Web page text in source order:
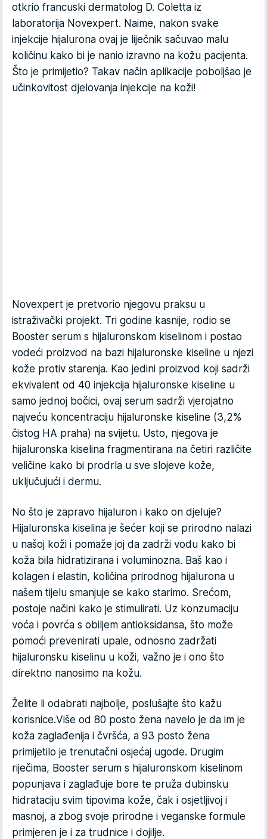
otkrio francuski dermatolog D. Coletta iz
laboratorija Novexpert. Naime, nakon svake
injekcije hijalurona ovaj je liječnik sačuvao malu
količinu kako bi je nanio izravno na kožu pacijenta.
Što je primijetio? Takav način aplikacije poboljšao je
učinkovitost djelovanja injekcije na koži!
Novexpert je pretvorio njegovu praksu u
istraživački projekt. Tri godine kasnije, rodio se
Booster serum s hijaluronskom kiselinom i postao
vodeći proizvod na bazi hijaluronske kiseline u njezi
kože protiv starenja. Kao jedini proizvod koji sadrži
ekvivalent od 40 injekcija hijaluronske kiseline u
samo jednoj bočici, ovaj serum sadrži vjerojatno
najveću koncentraciju hijaluronske kiseline (3,2%
čistog HA praha) na svijetu. Usto, njegova je
hijaluronska kiselina fragmentirana na četiri različite
veličine kako bi prodrla u sve slojeve kože,
uključujući i dermu.
No što je zapravo hijaluron i kako on djeluje?
Hijaluronska kiselina je šećer koji se prirodno nalazi
u našoj koži i pomaže joj da zadrži vodu kako bi
koža bila hidratizirana i voluminozna. Baš kao i
kolagen i elastin, količina prirodnog hijalurona u
našem tijelu smanjuje se kako starimo. Srećom,
postoje načini kako je stimulirati. Uz konzumaciju
voća i povrća s obiljem antioksidansa, što može
pomoći prevenirati upale, odnosno zadržati
hijaluronsku kiselinu u koži, važno je i ono što
direktno nanosimo na kožu.
Želite li odabrati najbolje, poslušajte što kažu
korisnice.Više od 80 posto žena navelo je da im je
koža zaglađenija i čvršća, a 93 posto žena
primijetilo je trenutačni osjećaj ugode. Drugim
riječima, Booster serum s hijaluronskom kiselinom
popunjava i zaglađuje bore te pruža dubinsku
hidrataciju svim tipovima kože, čak i osjetljivoj i
masnoj, a zbog svoje prirodne i veganske formule
primjeren je i za trudnice i dojilje.